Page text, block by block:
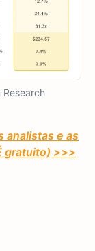
analistas e as
gratuito) >>>